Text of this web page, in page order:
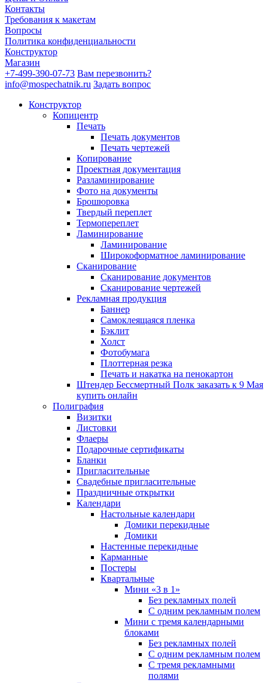
Контакты
Требования к макетам
Вопросы
Политика конфиденциальности
Конструктор
Магазин
+7-499-390-07-73 Вам перезвонить?
info@mospechatnik.ru Задать вопрос
Конструктор
Копицентр
Печать
Печать документов
Печать чертежей
Копирование
Проектная документация
Разламинирование
Фото на документы
Брошюровка
Твердый переплет
Термопереплет
Ламинирование
Ламинирование
Широкоформатное ламинирование
Сканирование
Сканирование документов
Сканирование чертежей
Рекламная продукция
Баннер
Самоклеящаяся пленка
Бэклит
Холст
Фотобумага
Плоттерная резка
Печать и накатка на пенокартон
Штендер Бессмертный Полк заказать к 9 Мая
купить онлайн
Полиграфия
Визитки
Листовки
Флаеры
Подарочные сертификаты
Бланки
Пригласительные
Свадебные пригласительные
Праздничные открытки
Календари
Настольные календари
Домики перекидные
Домики
Настенные перекидные
Карманные
Постеры
Квартальные
Мини «3 в 1»
Без рекламных полей
С одним рекламным полем
Мини с тремя календарными
блоками
Без рекламных полей
С одним рекламным полем
С тремя рекламными
полями